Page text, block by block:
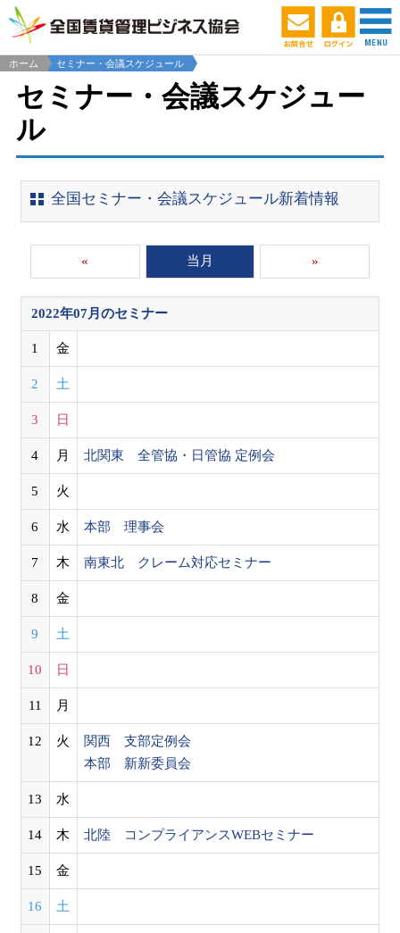
ホーム セミナー・会議スケジュール
セミナー・会議スケジュー
ル
全国セミナー・会議スケジュール新着情報
« 当月 »
2022年07月のセミナー
1 金
2 土
3 日
4 月 北関東 全管協・日管協 定例会
5 火
6 水 本部 理事会
7 木 南東北 クレーム対応セミナー
8 金
9 土
10 日
11 月
12 火
関西 支部定例会
本部 新新委員会
13 水
14 木 北陸 コンプライアンスWEBセミナー
15 金
16 土